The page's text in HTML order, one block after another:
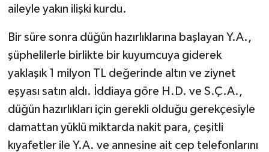
aileyle yakın ilişki kurdu.
Bir süre sonra düğün hazırlıklarına başlayan Y.A.,
şüphelilerle birlikte bir kuyumcuya giderek
yaklaşık 1 milyon TL değerinde altın ve ziynet
eşyası satın aldı. İddiaya göre H.D. ve S.Ç.A.,
düğün hazırlıkları için gerekli olduğu gerekçesiyle
damattan yüklü miktarda nakit para, çeşitli
kıyafetler ile Y.A. ve annesine ait cep telefonlarını